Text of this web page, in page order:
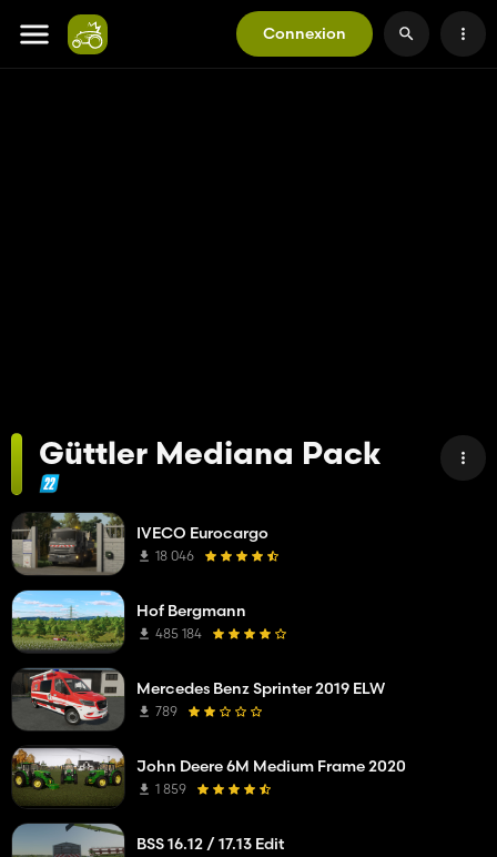
Connexion
Güttler Mediana Pack
IVECO Eurocargo
18 046
Hof Bergmann
485 184
Mercedes Benz Sprinter 2019 ELW
789
John Deere 6M Medium Frame 2020
1 859
BSS 16.12 / 17.13 Edit